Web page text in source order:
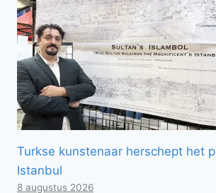
Turkse kunstenaar herschept het
Istanbul
8 augustus 2026